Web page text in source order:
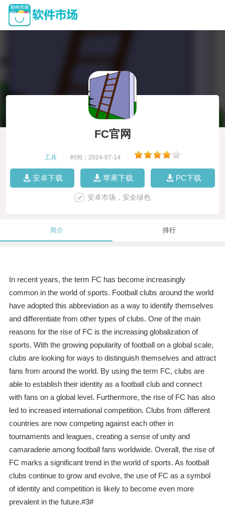
FC官网
工具 时间：2024-07-14
安卓下载 苹果下载 PC下载
安卓市场，安全绿色
简介 排行
In recent years, the term FC has become increasingly
common in the world of sports. Football clubs around the world
have adopted this abbreviation as a way to identify themselves
and differentiate from other types of clubs. One of the main
reasons for the rise of FC is the increasing globalization of
sports. With the growing popularity of football on a global scale,
clubs are looking for ways to distinguish themselves and attract
fans from around the world. By using the term FC, clubs are
able to establish their identity as a football club and connect
with fans on a global level. Furthermore, the rise of FC has also
led to increased international competition. Clubs from different
countries are now competing against each other in
tournaments and leagues, creating a sense of unity and
camaraderie among football fans worldwide. Overall, the rise of
FC marks a significant trend in the world of sports. As football
clubs continue to grow and evolve, the use of FC as a symbol
of identity and competition is likely to become even more
prevalent in the future.#3#